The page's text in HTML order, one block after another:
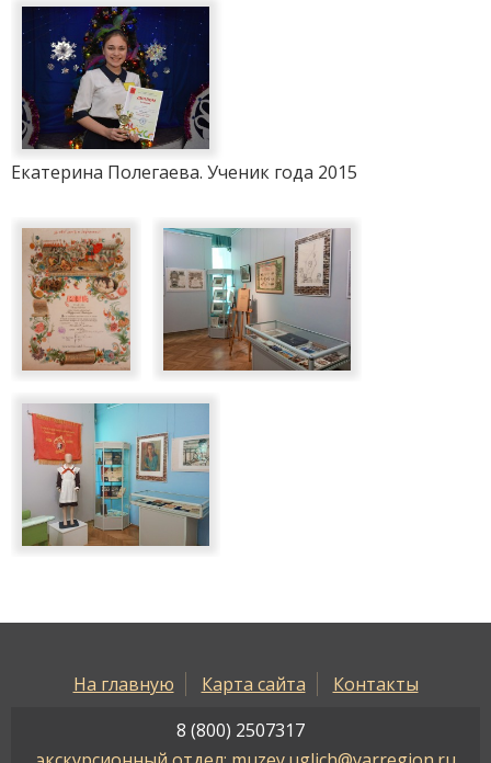
Екатерина Полегаева. Ученик года 2015
На главную Карта сайта
Контакты
8 (800) 2507317